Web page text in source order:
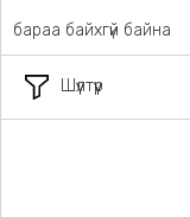
Шүүлтүүр
бараа байхгүй байна